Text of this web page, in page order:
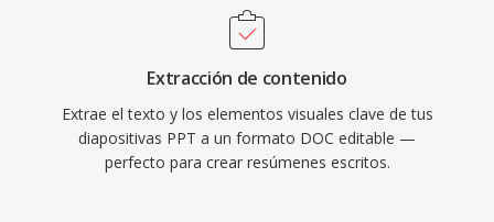
Extracción de contenido
Extrae el texto y los elementos visuales clave de tus
diapositivas PPT a un formato DOC editable —
perfecto para crear resúmenes escritos.